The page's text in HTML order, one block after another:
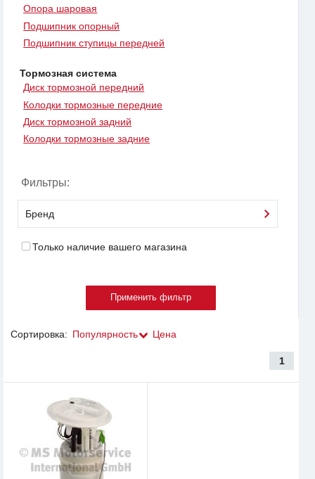
Опора шаровая
Подшипник опорный
Подшипник ступицы передней
Тормозная система
Диск тормозной передний
Колодки тормозные передние
Диск тормозной задний
Колодки тормозные задние
Фильтры:
Бренд
Только наличие вашего магазина
Сортировка: Популярность Цена
1